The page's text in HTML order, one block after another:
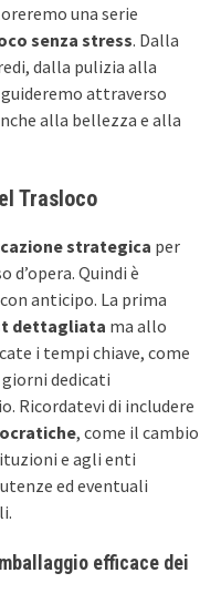
una serie
senza stress. Dalla
dalla pulizia alla
attraverso
alla bellezza e alla
Trasloco
strategica per
d’opera. Quindi è
anticipo. La prima
dettagliata ma allo
i tempi chiave, come
giorni dedicati
Ricordatevi di includere
, come il cambio
e agli enti
ed eventuali
efficace dei